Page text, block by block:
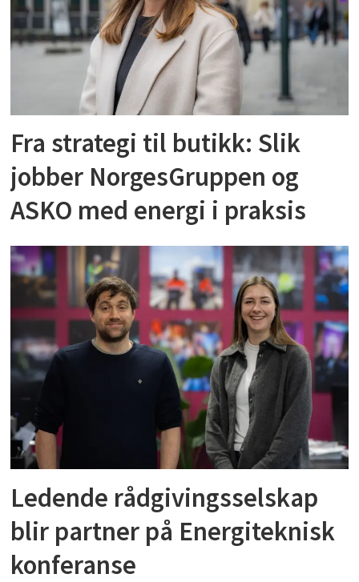
Fra strategi til butikk: Slik
jobber NorgesGruppen og
ASKO med energi i praksis
Ledende rådgivingsselskap
blir partner på Energiteknisk
konferanse